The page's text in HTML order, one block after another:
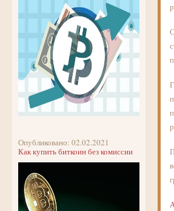
Опубликовано: 02.02.2021
Как купить биткоин без комиссии